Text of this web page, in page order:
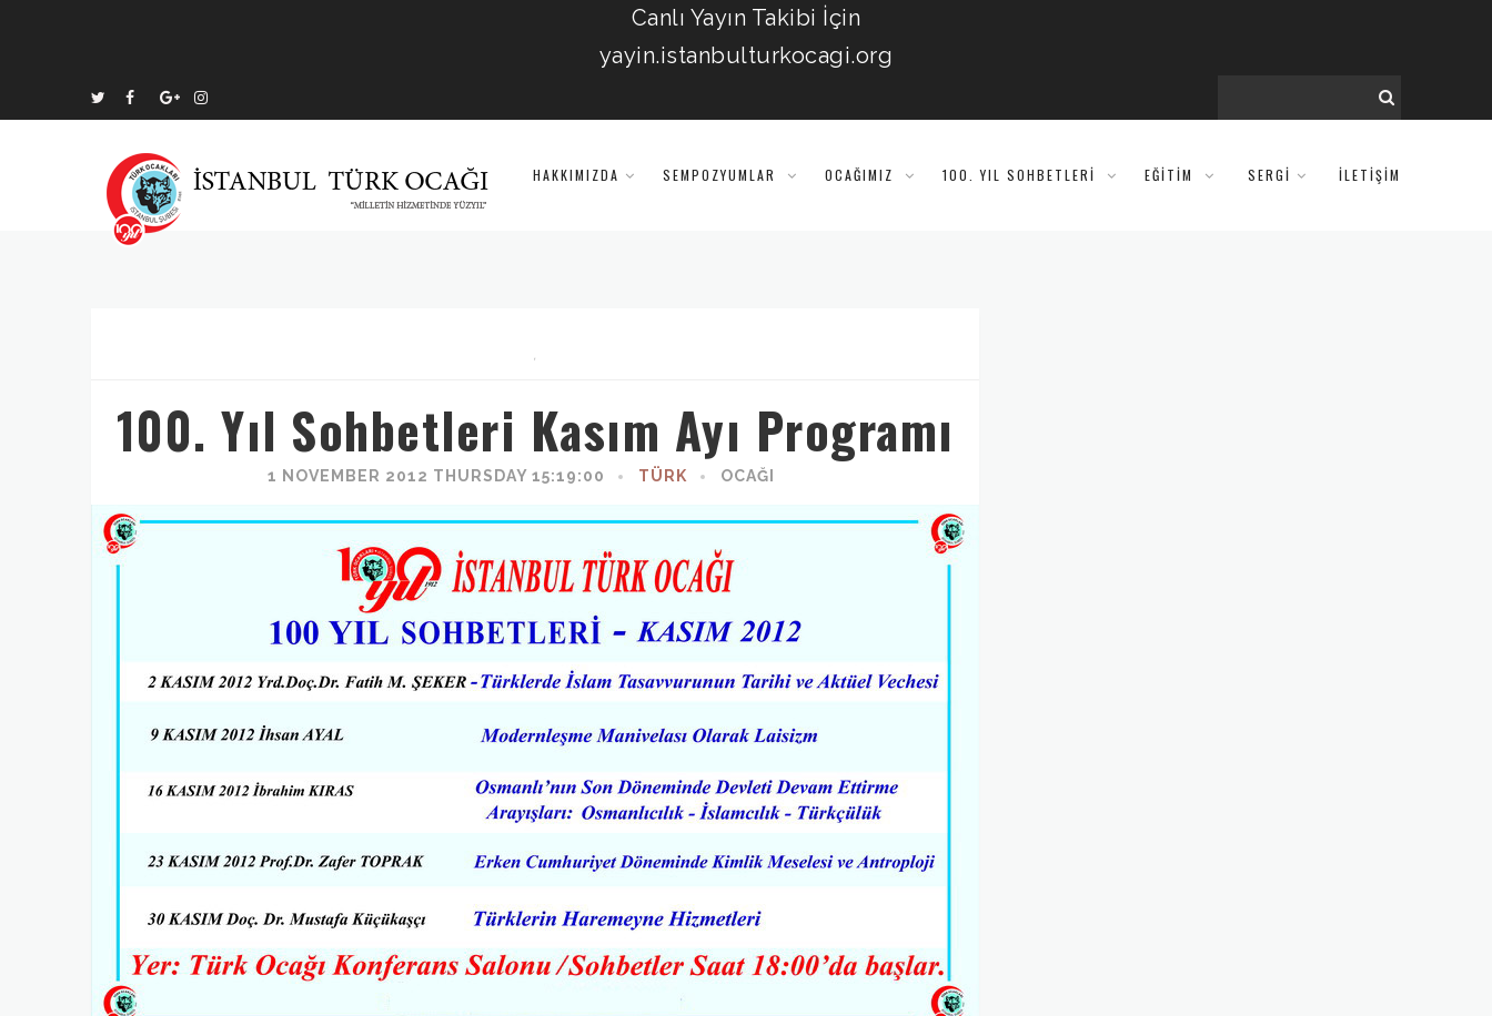
Canlı Yayın Takibi İçin
yayin.istanbulturkocagi.org
HAKKIMIZDA SEMPOZYUMLAR OCAĞIMIZ 100. YIL SOHBETLERI EĞITIM SERGİ İLETİŞİM
100. Yıl Sohbetleri Kasım Ayı Programı
1 NOVEMBER 2012 THURSDAY 15:19:00 TÜRK OCAĞI